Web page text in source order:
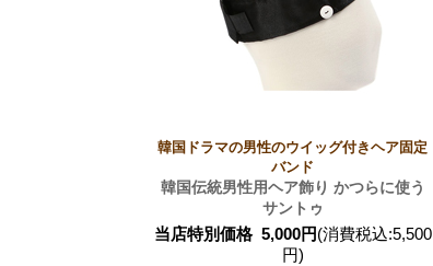
韓国ドラマの男性のウイッグ付きヘア固定
バンド
韓国伝統男性用ヘア飾り かつらに使う
サントゥ
当店特別価格 5,000円(消費税込:5,500
円)